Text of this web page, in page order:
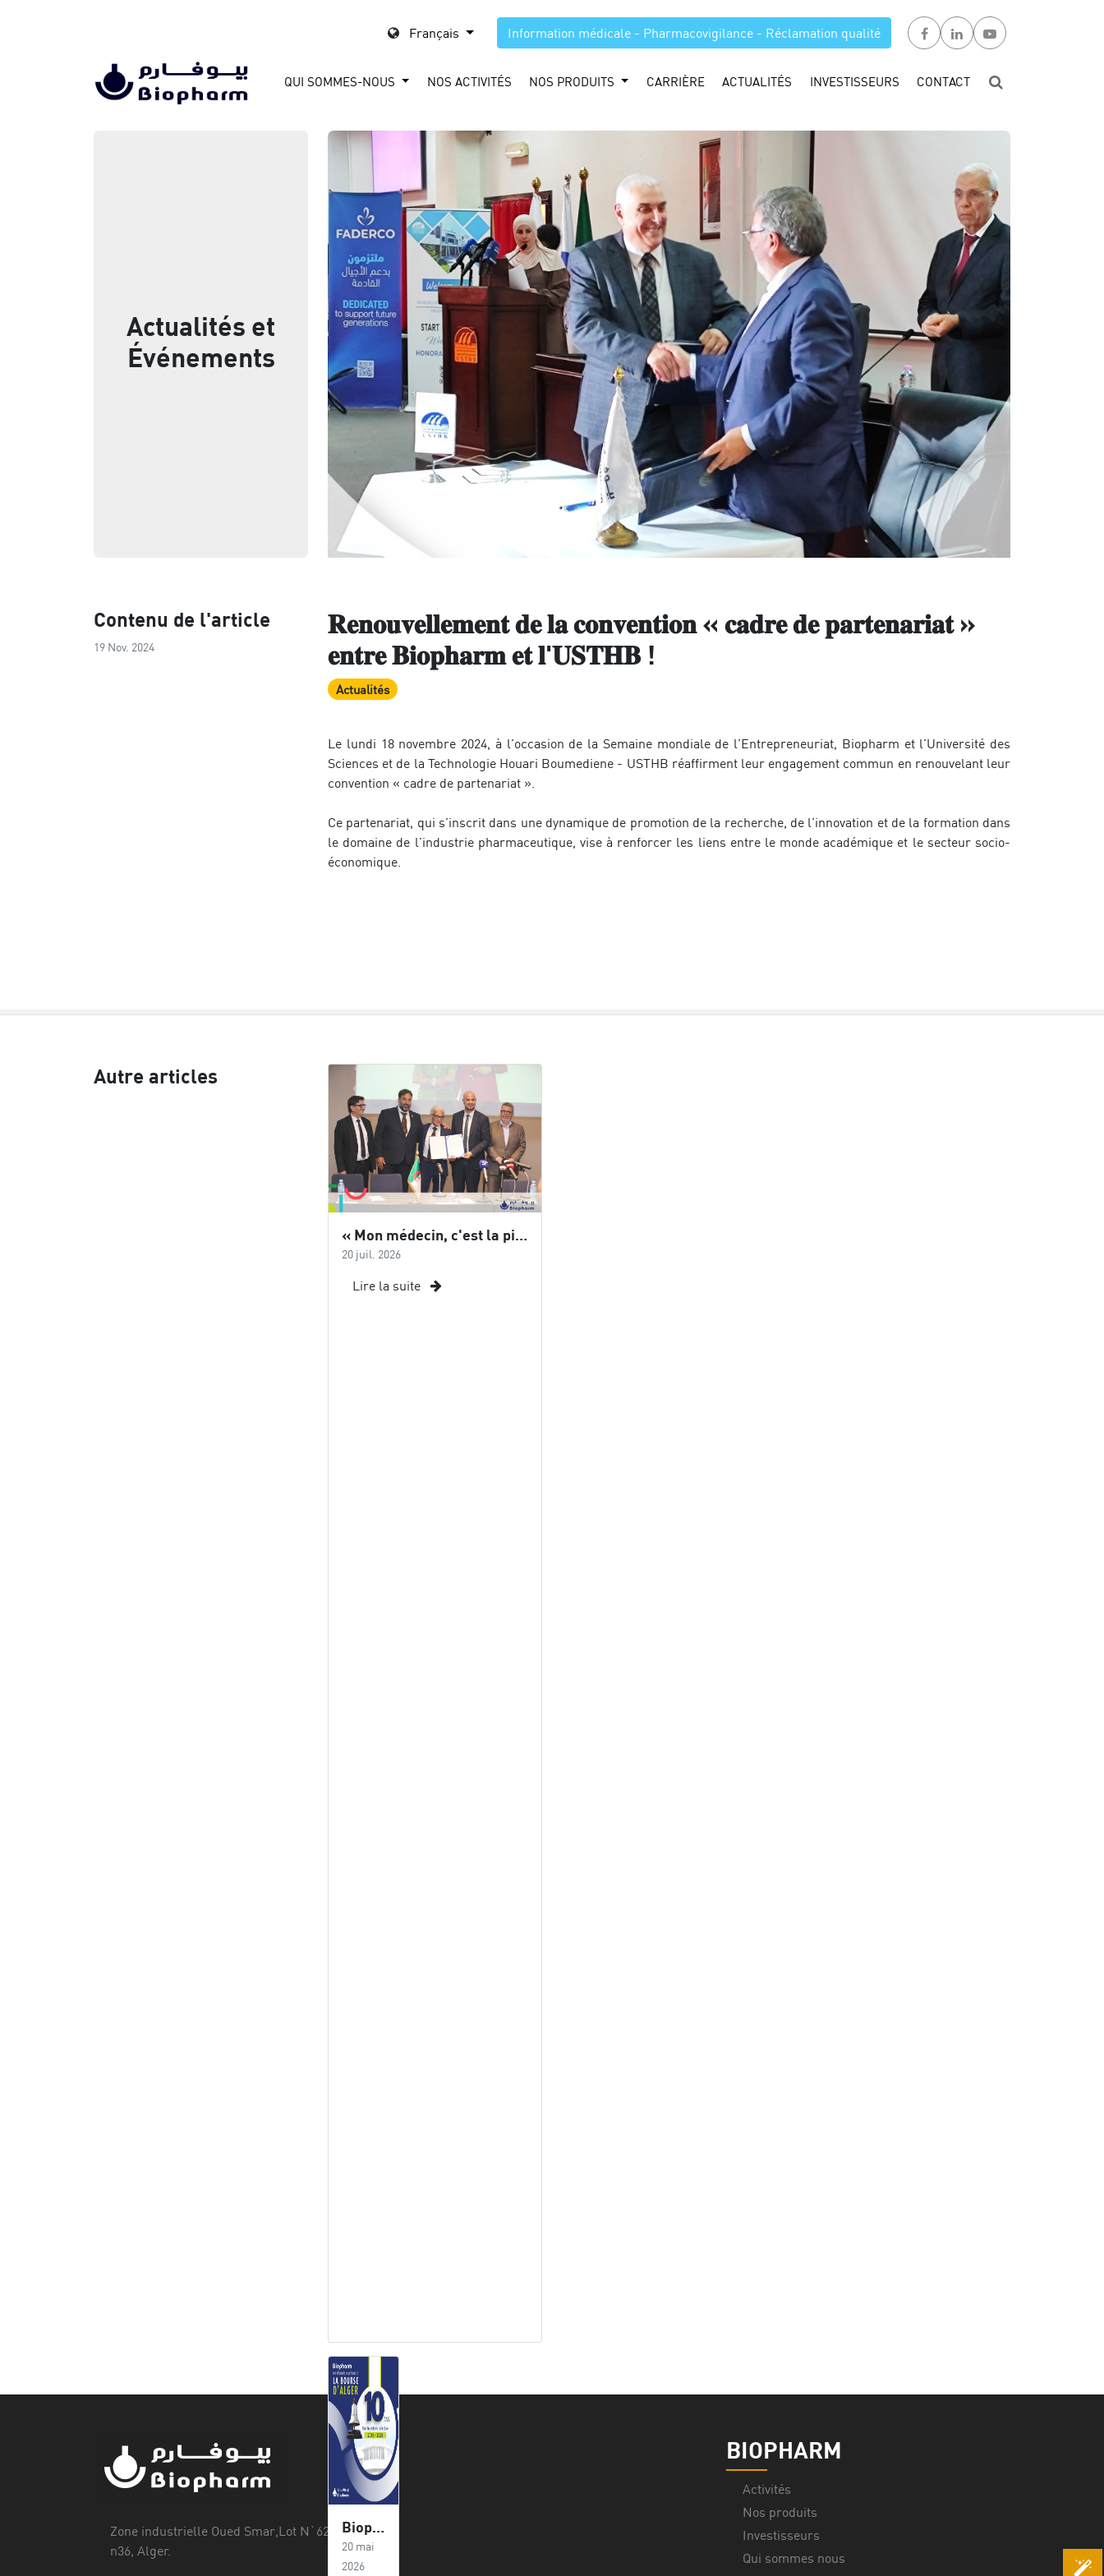
Français Information médicale - Pharmacovigilance - Réclamation qualité
QUI SOMMES-NOUS NOS ACTIVITÉS NOS PRODUITS CARRIÈRE ACTUALITÉS INVESTISSEURS CONTACT
Actualités et
Événements
Contenu de l'article
19 Nov. 2024
𝐑𝐞𝐧𝐨𝐮𝐯𝐞𝐥𝐥𝐞𝐦𝐞𝐧𝐭 𝐝𝐞 𝐥𝐚 𝐜𝐨𝐧𝐯𝐞𝐧𝐭𝐢𝐨𝐧 « 𝐜𝐚𝐝𝐫𝐞 𝐝𝐞 𝐩𝐚𝐫𝐭𝐞𝐧𝐚𝐫𝐢𝐚𝐭 »
𝐞𝐧𝐭𝐫𝐞 𝐁𝐢𝐨𝐩𝐡𝐚𝐫𝐦 𝐞𝐭 𝐥'𝐔𝐒𝐓𝐇𝐁 !
Actualités
Le lundi 18 novembre 2024, à l’occasion de la Semaine mondiale de l’Entrepreneuriat, Biopharm et l’Université des
Sciences et de la Technologie Houari Boumediene - USTHB réaffirment leur engagement commun en renouvelant leur
convention « cadre de partenariat ».
Ce partenariat, qui s’inscrit dans une dynamique de promotion de la recherche, de l’innovation et de la formation dans
le domaine de l’industrie pharmaceutique, vise à renforcer les liens entre le monde académique et le secteur socio-
économique.
Autre articles
« Mon médecin, c'est la piste » : Biopharm accompagne Abdelkader BENGUELLA dans son défi mondial
20 juil. 2026
Lire la suite
Biopharm : 10 ans de présence à la Bourse d’Alger, une trajectoire au service de la performance et de la pérennité
20 mai
2026
Zone industrielle Oued Smar,Lot N`62, Voie
n36, Alger.
BIOPHARM
Activités
Nos produits
Investisseurs
Qui sommes nous